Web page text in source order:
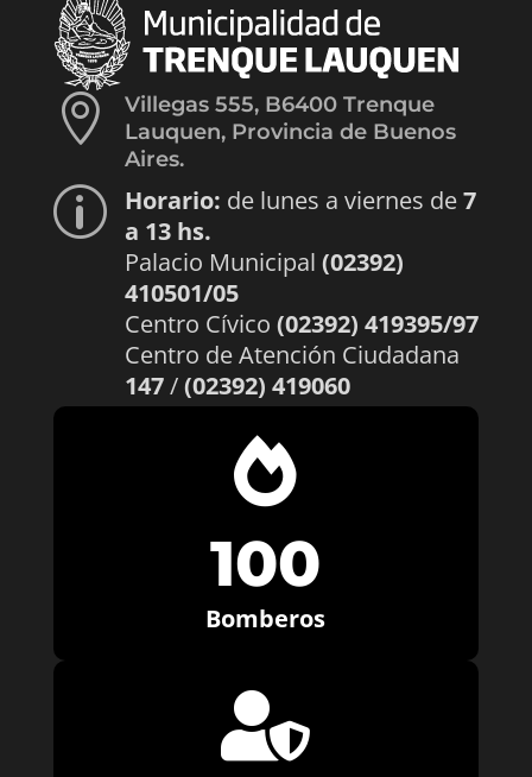

Villegas 555, B6400 Trenque
Lauquen, Provincia de Buenos
Aires.
p Horario: de lunes a viernes de7
a 13 hs.
Palacio Municipal (02392)
410501/05
Centro Cívico (02392) 419395/97
Centro de Atención Ciudadana
147/(02392) 419060

100
Bomberos
